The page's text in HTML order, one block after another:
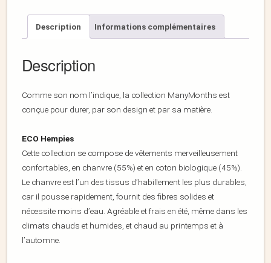
Description Informations complémentaires
Description
Comme son nom l’indique, la collection ManyMonths est
conçue pour durer, par son design et par sa matière.
ECO Hempies
Cette collection se compose de vêtements merveilleusement
confortables, en chanvre (55%) et en coton biologique (45%).
Le chanvre est l’un des tissus d’habillement les plus durables,
car il pousse rapidement, fournit des fibres solides et
nécessite moins d’eau. Agréable et frais en été, même dans les
climats chauds et humides, et chaud au printemps et à
l’automne.